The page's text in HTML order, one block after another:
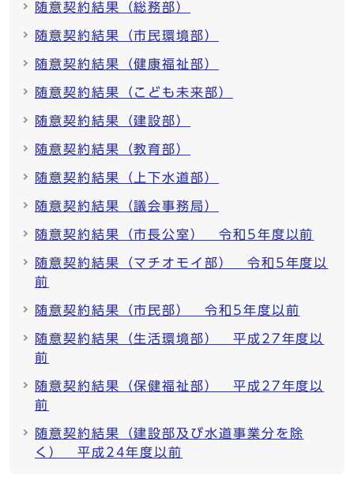
随意契約結果（総務部）
随意契約結果（市民環境部）
随意契約結果（健康福祉部）
随意契約結果（こども未来部）
随意契約結果（建設部）
随意契約結果（教育部）
随意契約結果（上下水道部）
随意契約結果（議会事務局）
随意契約結果（市長公室） 令和5年度以前
随意契約結果（マチオモイ部） 令和5年度以
前
随意契約結果（市民部） 令和5年度以前
随意契約結果（生活環境部） 平成27年度以
前
随意契約結果（保健福祉部） 平成27年度以
前
随意契約結果（建設部及び水道事業分を除
く） 平成24年度以前